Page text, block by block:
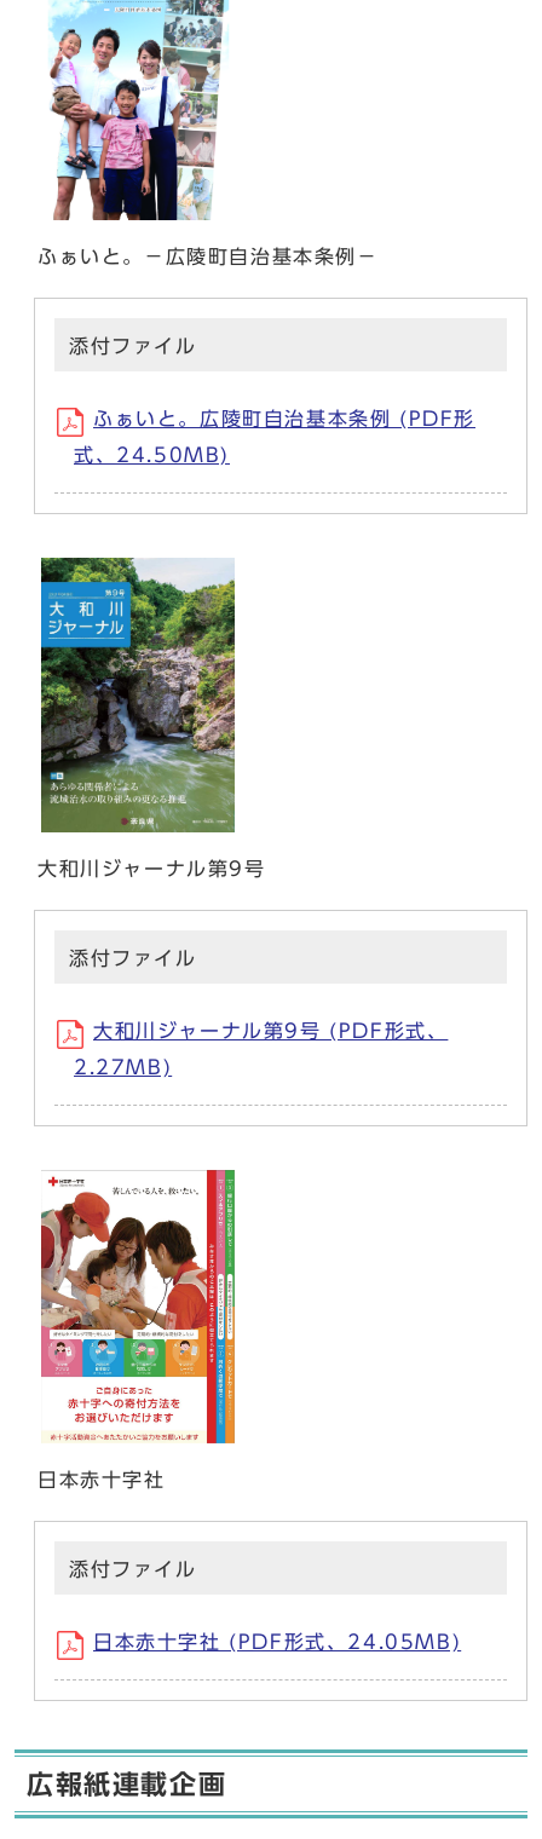
ふぁいと。－広陵町自治基本条例－
添付ファイル
ふぁいと。広陵町自治基本条例 (PDF形
式、24.50MB)
大和川ジャーナル第9号
添付ファイル
大和川ジャーナル第9号 (PDF形式、
2.27MB)
日本赤十字社
添付ファイル
日本赤十字社 (PDF形式、24.05MB)
広報紙連載企画